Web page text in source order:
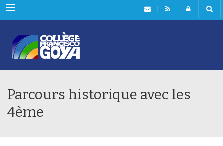
Menu
Parcours historique avec les
4ème